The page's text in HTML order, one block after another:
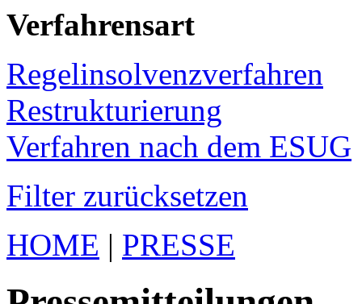
Verfahrensart
Regelinsolvenzverfahren
Restrukturierung
Verfahren nach dem ESUG
Filter zurücksetzen
HOME | PRESSE